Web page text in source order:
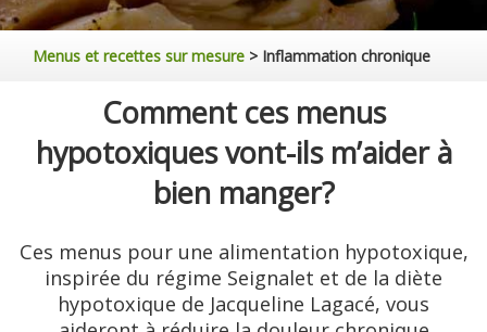
Menus et recettes sur mesure > Inflammation chronique
Comment ces menus
hypotoxiques vont-ils m’aider à
bien manger?
Ces menus pour une alimentation hypotoxique,
inspirée du régime Seignalet et de la diète
hypotoxique de Jacqueline Lagacé, vous